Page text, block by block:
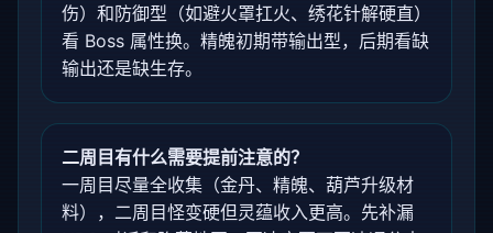
伤）和防御型（如避火罩扛火、绣花针解硬直）
看 Boss 属性换。精魄初期带输出型，后期看缺
输出还是缺生存。
二周目有什么需要提前注意的？
一周目尽量全收集（金丹、精魄、葫芦升级材
料），二周目怪变硬但灵蕴收入更高。先补漏